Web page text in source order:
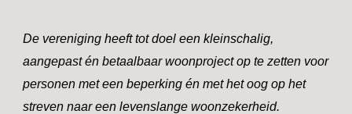
De vereniging heeft tot doel een kleinschalig,
aangepast én betaalbaar woonproject op te zetten voor
personen met een beperking én met het oog op het
streven naar een levenslange woonzekerheid.